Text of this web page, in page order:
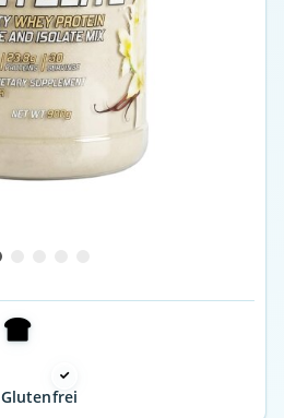
Glutenfrei